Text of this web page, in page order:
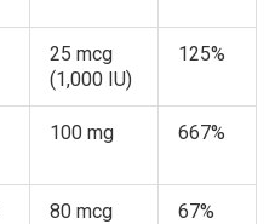
25 mcg
(1,000 IU)
125%
100 mg 667%
80 mcg 67%